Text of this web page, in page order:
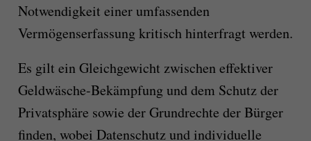
Notwendigkeit einer umfassenden
Vermögenserfassung kritisch hinterfragt werden.
Es gilt ein Gleichgewicht zwischen effektiver
Geldwäsche-Bekämpfung und dem Schutz der
Privatsphäre sowie der Grundrechte der Bürger
finden, wobei Datenschutz und individuelle